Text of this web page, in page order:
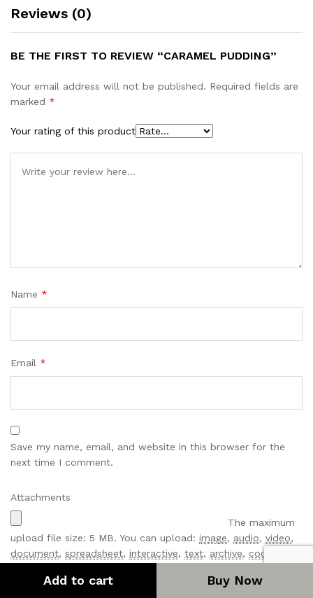
Add to cart Buy Now
Reviews (0)
BE THE FIRST TO REVIEW “CARAMEL PUDDING”
Your email address will not be published. Required fields are
marked *
Your rating of this product
Name *
Email *
Save my name, email, and website in this browser for the
next time I comment.
Attachments
The maximum
upload file size: 5 MB. You can upload: image, audio, video,
document, spreadsheet, interactive, text, archive, code
services inserted in the comment text will be automatically